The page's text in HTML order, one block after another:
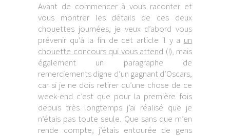
Avant de commencer à vous raconter et
vous montrer les détails de ces deux
chouettes journées, je veux d’abord vous
prévenir qu’à la fin de cet article il y a un
chouette concours qui vous attend (!), mais
également un paragraphe de
remerciements digne d’un gagnant d’Oscars,
car si je ne dois retirer qu’une chose de ce
week-end c’est que pour la première fois
depuis très longtemps j’ai réalisé que je
n’étais pas toute seule. Que sans que m’en
rende compte, j’étais entourée de gens